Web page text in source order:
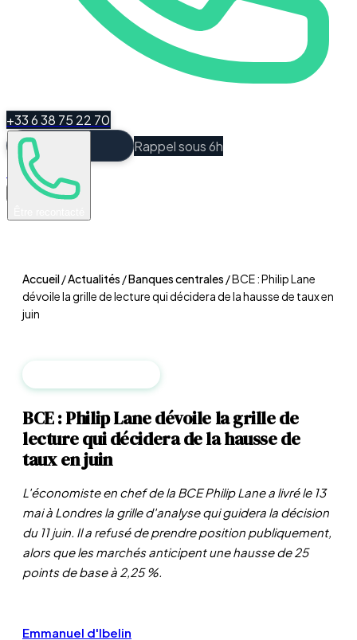
+33 6 38 75 22 70
Rappel sous 6h
Espace Client
Accueil/Actualités /Banques centrales /BCE : Philip Lane
dévoile la grille de lecture qui décidera de la hausse de taux en
juin
BCE : Philip Lane dévoile la grille de
lecture qui décidera de la hausse de
taux en juin
L'économiste en chef de la BCE Philip Lane a livré le 13
mai à Londres la grille d'analyse qui guidera la décision
du 11 juin. Il a refusé de prendre position publiquement,
alors que les marchés anticipent une hausse de 25
points de base à 2,25 %.
Emmanuel d'Ibelin